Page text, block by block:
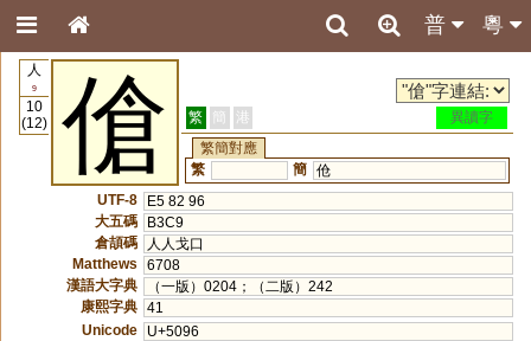
粵
普
人
9
10
(12)
傖 繁 簡 港
異讀字
繁簡對應
繁
簡 伧
UTF-8
E5 82 96
大五碼
B3C9
倉頡碼
人人戈口
Matthews
6708
漢語大字典
（一版）0204；（二版）242
康熙字典 41
Unicode
U+5096